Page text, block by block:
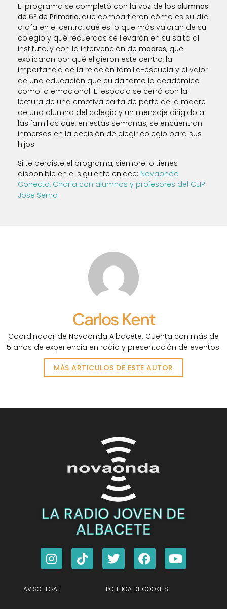
El programa se completó con la voz de los alumnos
de 6º de Primaria, que compartieron cómo es su día
a día en el centro, qué es lo que más valoran de su
colegio y qué recuerdos se llevarán en su salto al
instituto, y con la intervención de madres, que
explicaron por qué eligieron este centro, la
importancia de la relación familia-escuela y el valor
de una educación que cuida tanto lo académico
como lo emocional. El espacio se cerró con la
lectura de una emotiva carta de parte de la madre
de una alumna del colegio y un mensaje dirigido a
las familias que, en estas semanas, se encuentran
inmersas en la decisión de elegir colegio para sus
hijos.
Si te perdiste el programa, siempre lo tienes
disponible en el siguiente enlace: Novaonda
Conecta, Charla con alumnos y profesores del CEIP
Jose Serna
Carlos Kent
Coordinador de Novaonda Albacete. Cuenta con más de
5 años de experiencia en radio y presentación de eventos.
MÁS ARTICULOS DE ESTE AUTOR
LA RADIO JOVEN DE
ALBACETE
AVISO LEGAL POLÍTICA DE COOKIES